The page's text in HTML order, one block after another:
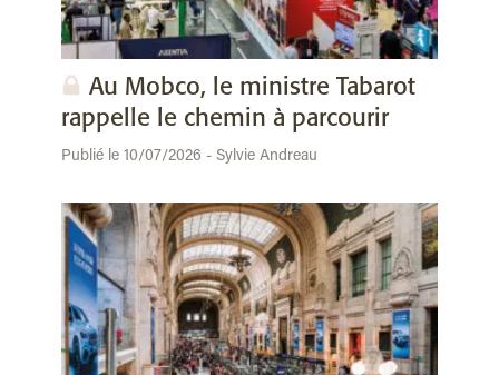
Au Mobco, le ministre Tabarot
rappelle le chemin à parcourir
Publié le 10/07/2026 - Sylvie Andreau